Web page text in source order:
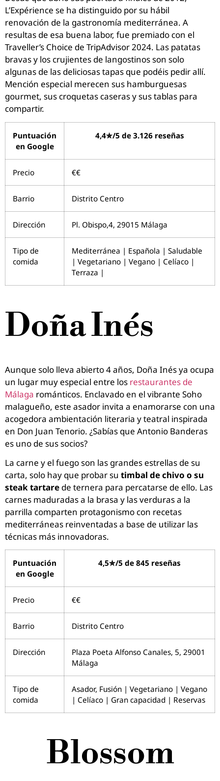
L’Expérience se ha distinguido por su hábil
renovación de la gastronomía mediterránea. A
resultas de esa buena labor, fue premiado con el
Traveller’s Choice de TripAdvisor 2024. Las patatas
bravas y los crujientes de langostinos son solo
algunas de las deliciosas tapas que podéis pedir allí.
Mención especial merecen sus hamburguesas
gourmet, sus croquetas caseras y sus tablas para
compartir.
Puntuación
en Google
4,4✮/5 de 3.126 reseñas
Precio €€
Barrio Distrito Centro
Dirección Pl. Obispo,4, 29015 Málaga
Tipo de
comida
Mediterránea | Española | Saludable
| Vegetariano | Vegano | Celíaco |
Terraza |
Doña Inés
Aunque solo lleva abierto 4 años, Doña Inés ya ocupa
un lugar muy especial entre los restaurantes de
Málaga románticos. Enclavado en el vibrante Soho
malagueño, este asador invita a enamorarse con una
acogedora ambientación literaria y teatral inspirada
en Don Juan Tenorio. ¿Sabías que Antonio Banderas
es uno de sus socios?
La carne y el fuego son las grandes estrellas de su
carta, solo hay que probar su timbal de chivo o su
steak tartare de ternera para percatarse de ello. Las
carnes maduradas a la brasa y las verduras a la
parrilla comparten protagonismo con recetas
mediterráneas reinventadas a base de utilizar las
técnicas más innovadoras.
Puntuación
en Google
4,5✮/5 de 845 reseñas
Precio €€
Barrio Distrito Centro
Dirección
Plaza Poeta Alfonso Canales, 5, 29001
Málaga
Tipo de
comida
Asador, Fusión | Vegetariano | Vegano
| Celíaco | Gran capacidad | Reservas
Blossom